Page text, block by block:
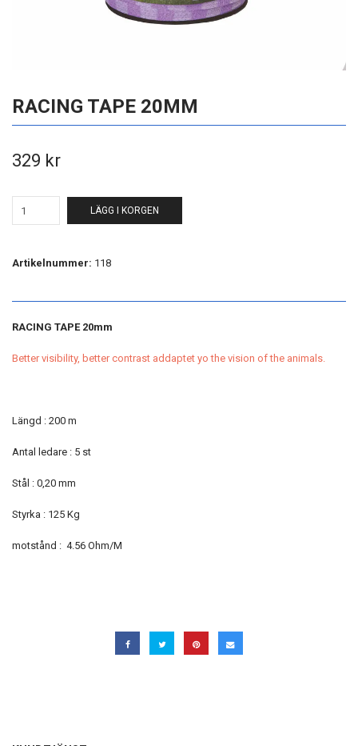
RACING TAPE 20MM
329 kr
LÄGG I KORGEN
Artikelnummer: 118
RACING TAPE 20mm
Better visibility, better contrast addaptet yo the vision of the animals.
Längd : 200 m
Antal ledare : 5 st
Stål : 0,20 mm
Styrka : 125 Kg
motstånd : 4.56 Ohm/M